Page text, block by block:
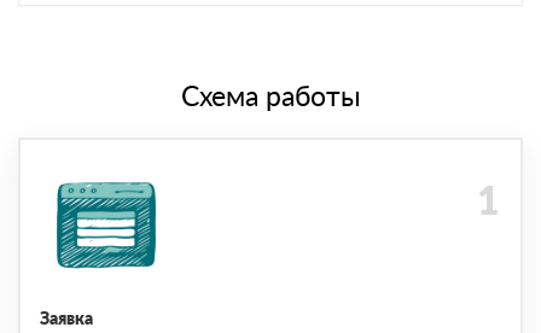
Схема работы
Заявка